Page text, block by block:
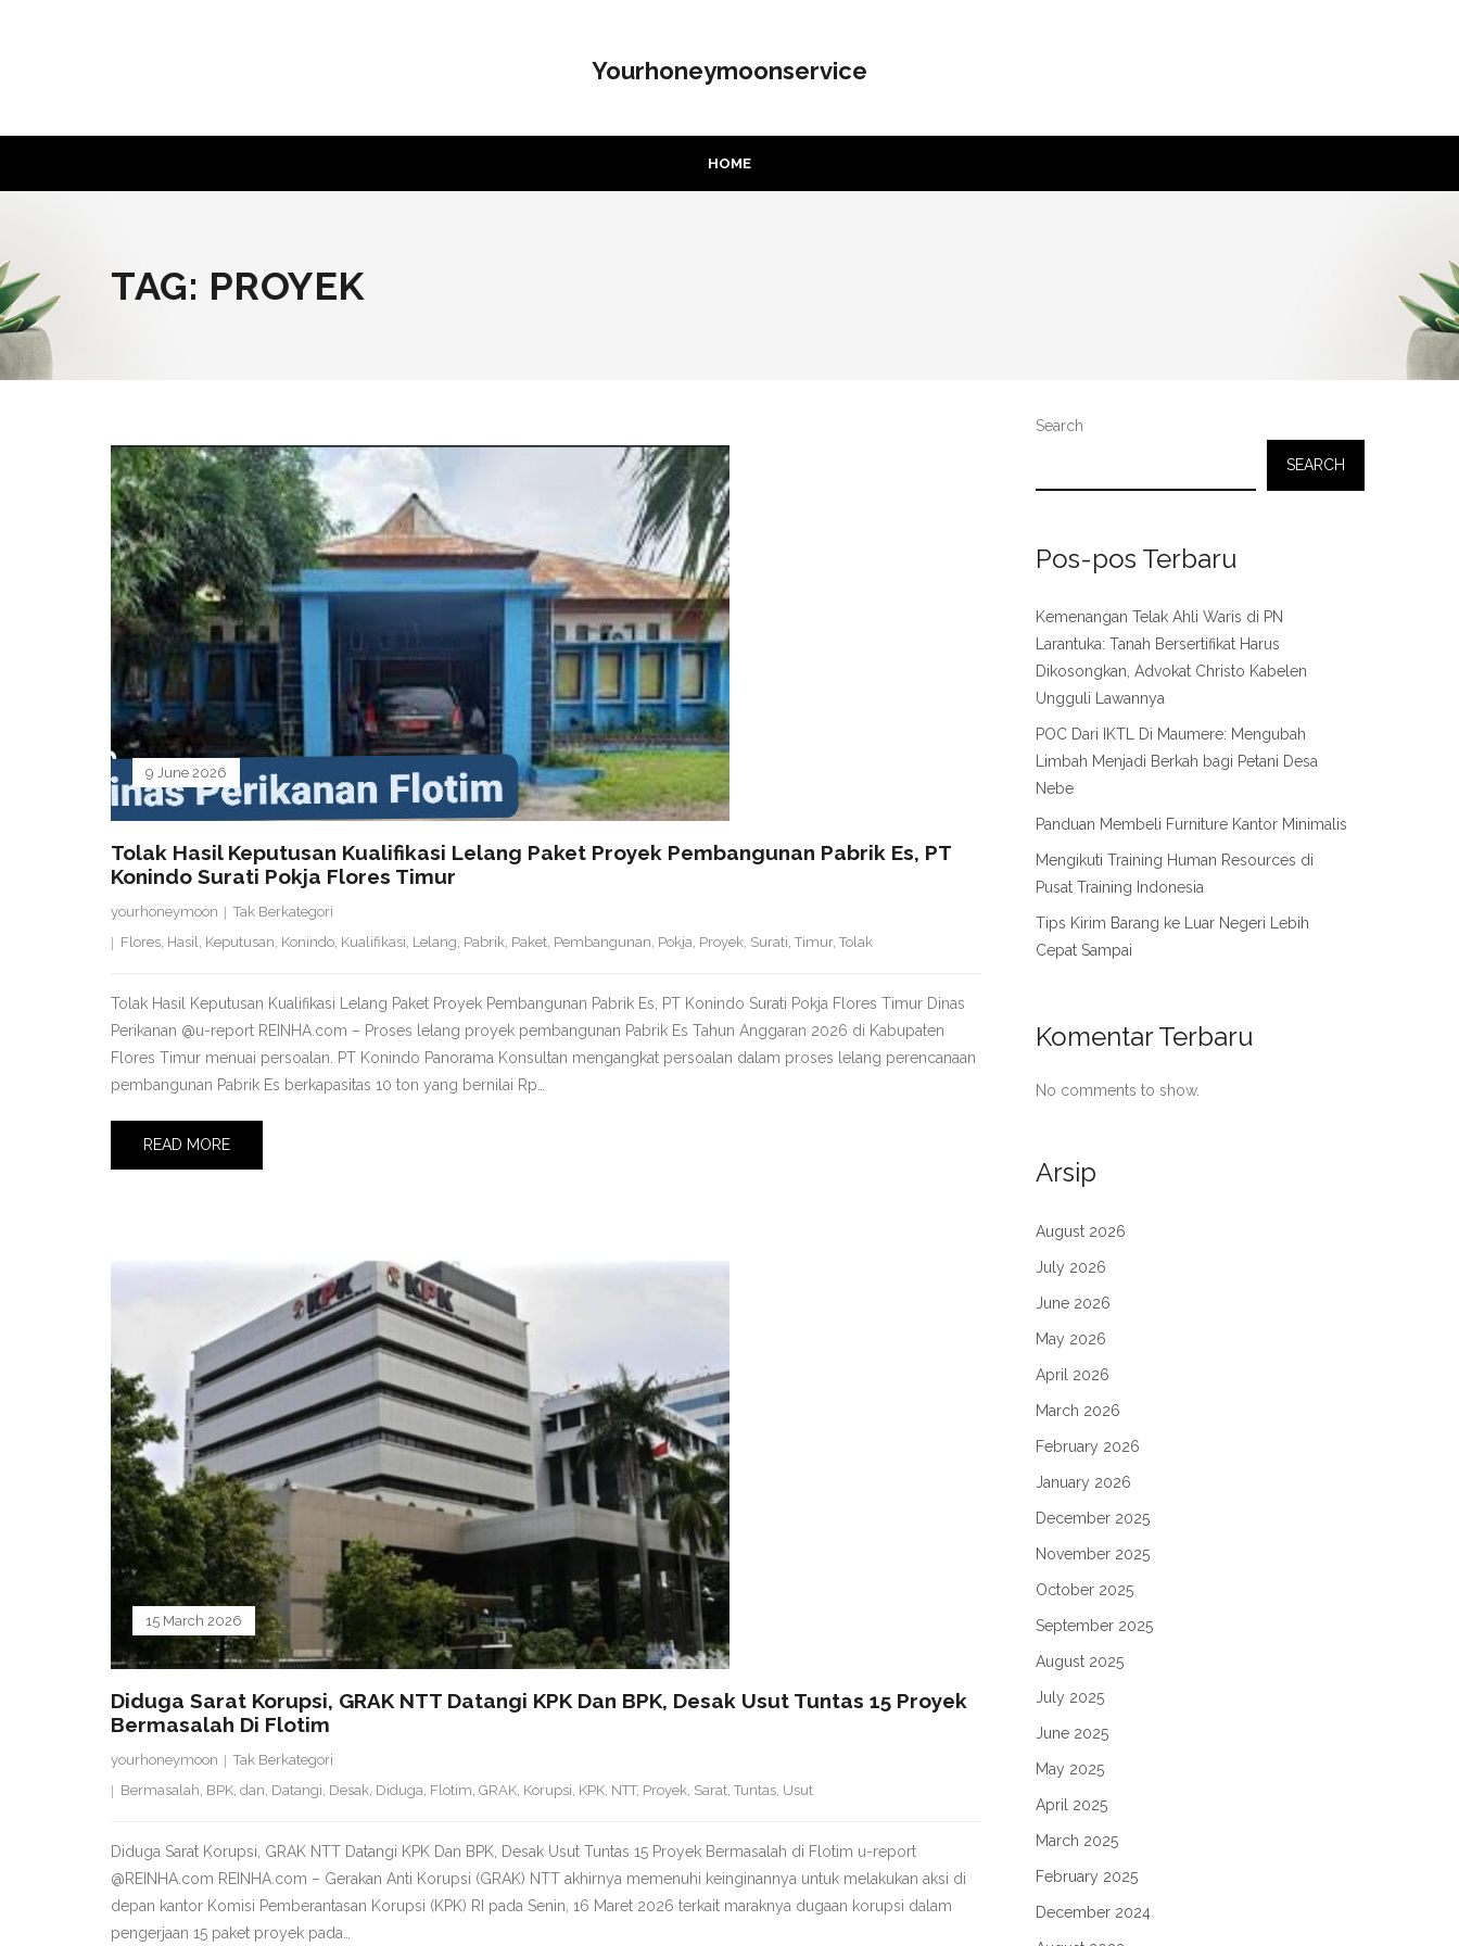
Yourhoneymoonservice
HOME
TAG: PROYEK
Tolak Hasil Keputusan Kualifikasi Lelang Paket Proyek Pembangunan Pabrik Es, PT
Konindo Surati Pokja Flores Timur
9 June 2026
yourhoneymoon
Tak Berkategori
Flores, Hasil, Keputusan, Konindo, Kualifikasi, Lelang, Pabrik, Paket, Pembangunan, Pokja, Proyek, Surati, Timur, Tolak
Tolak Hasil Keputusan Kualifikasi Lelang Paket Proyek Pembangunan Pabrik Es, PT Konindo Surati Pokja Flores Timur Dinas
Perikanan @u-report REINHA.com – Proses lelang proyek pembangunan Pabrik Es Tahun Anggaran 2026 di Kabupaten
Flores Timur menuai persoalan. PT Konindo Panorama Konsultan mengangkat persoalan dalam proses lelang perencanaan
pembangunan Pabrik Es berkapasitas 10 ton yang bernilai Rp…
READ MORE
Diduga Sarat Korupsi, GRAK NTT Datangi KPK Dan BPK, Desak Usut Tuntas 15 Proyek
Bermasalah Di Flotim
15 March 2026
yourhoneymoon
Tak Berkategori
Bermasalah, BPK, dan, Datangi, Desak, Diduga, Flotim, GRAK, Korupsi, KPK, NTT, Proyek, Sarat, Tuntas, Usut
Diduga Sarat Korupsi, GRAK NTT Datangi KPK Dan BPK, Desak Usut Tuntas 15 Proyek Bermasalah di Flotim u-report
@REINHA.com REINHA.com – Gerakan Anti Korupsi (GRAK) NTT akhirnya memenuhi keinginannya untuk melakukan aksi di
depan kantor Komisi Pemberantasan Korupsi (KPK) RI pada Senin, 16 Maret 2026 terkait maraknya dugaan korupsi dalam
pengerjaan 15 paket proyek pada…
Search
SEARCH
Pos-pos Terbaru
Kemenangan Telak Ahli Waris di PN
Larantuka: Tanah Bersertifikat Harus
Dikosongkan, Advokat Christo Kabelen
Ungguli Lawannya
POC Dari IKTL Di Maumere: Mengubah
Limbah Menjadi Berkah bagi Petani Desa
Nebe
Panduan Membeli Furniture Kantor Minimalis
Mengikuti Training Human Resources di
Pusat Training Indonesia
Tips Kirim Barang ke Luar Negeri Lebih
Cepat Sampai
Komentar Terbaru
No comments to show.
Arsip
August 2026
July 2026
June 2026
May 2026
April 2026
March 2026
February 2026
January 2026
December 2025
November 2025
October 2025
September 2025
August 2025
July 2025
June 2025
May 2025
April 2025
March 2025
February 2025
December 2024